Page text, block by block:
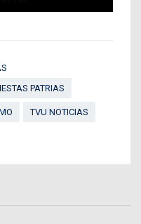
PATRIAS
TVU NOTICIAS